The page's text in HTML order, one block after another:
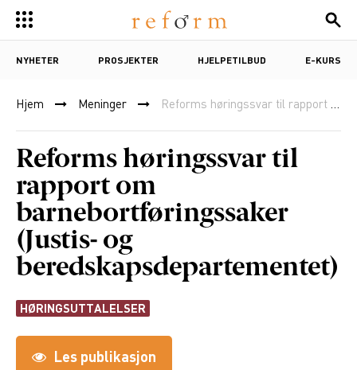
NYHETER PROSJEKTER HJELPETILBUD E-KURS
Hjem Meninger Reforms høringssvar til rapport om barnebortføringssaker (Justis- og beredskapsdepartementet)
Reforms høringssvar til
rapport om
barnebortføringssaker
(Justis- og
beredskapsdepartementet)
HØRINGSUTTALELSER
Les publikasjon